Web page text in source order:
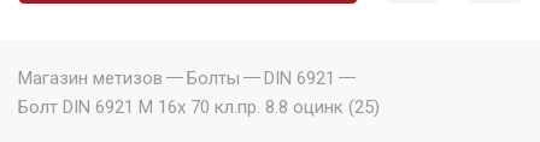
Магазин метизов Болты
DIN 6921
Болт DIN 6921 M 16x 70 кл.пр. 8.8 оцинк (25)